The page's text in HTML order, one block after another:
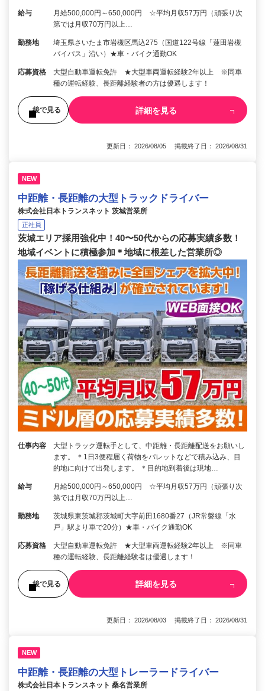
給与
月給500,000円～650,000円 ☆平均月収57万円（頑張り次
第では月収70万円以上…
勤務地
埼玉県さいたま市岩槻区馬込275（国道122号線「蓮田岩槻
バイパス」沿い）★車・バイク通勤OK
応募資格
大型自動車運転免許 ★大型車両運転経験2年以上 ※同車
種の運転経験、長距離経験者の方は優遇します！
後で見る 詳細を見る
更新日： 2026/08/05 掲載終了日： 2026/08/31
NEW
中距離・長距離の大型トラックドライバー
株式会社日本トランスネット 茨城営業所
正社員
茨城エリア採用強化中！40〜50代からの応募実績多数！
地域イベントに積極参加＊地域に根差した営業所◎
仕事内容
大型トラック運転手として、中距離・長距離配送をお願いし
ます。 ＊1日3便程届く荷物をパレットなどで積み込み、目
的地に向けて出発します。 ＊目的地到着後は現地…
給与
月給500,000円～650,000円 ☆平均月収57万円（頑張り次
第では月収70万円以上…
勤務地
茨城県東茨城郡茨城町大字前田1680番27（JR常磐線「水
戸」駅より車で20分）★車・バイク通勤OK
応募資格
大型自動車運転免許 ★大型車両運転経験2年以上 ※同車
種の運転経験、長距離経験者は優遇します！
後で見る 詳細を見る
更新日： 2026/08/03 掲載終了日： 2026/08/31
NEW
中距離・長距離の大型トレーラードライバー
株式会社日本トランスネット 桑名営業所